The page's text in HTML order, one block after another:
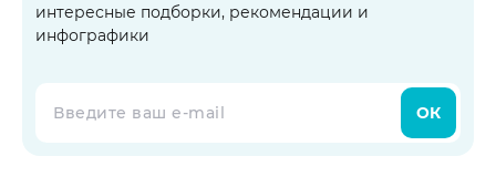
интересные подборки, рекомендации и
инфографики
ОК